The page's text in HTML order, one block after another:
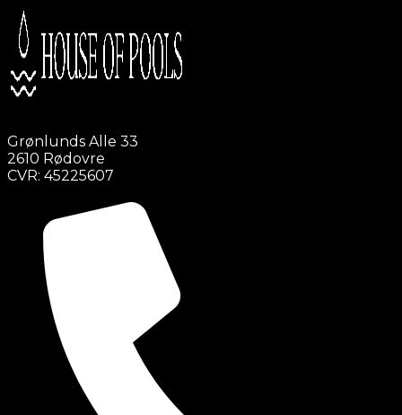
Grønlunds Alle 33
2610 Rødovre
CVR: 45225607